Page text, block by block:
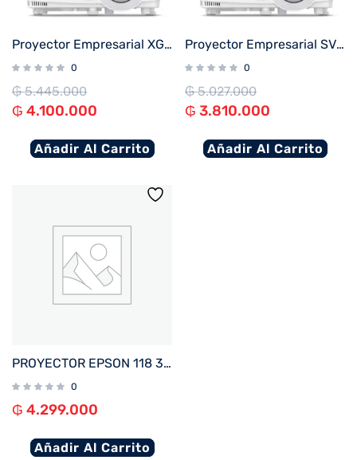
Proyector Empresarial XGA BENQ MX560
0
₲5.445.000
₲ 4.100.000
Añadir Al Carrito
Proyector Empresarial SVGA BENQ MS560
0
₲5.027.000
₲ 3.810.000
Añadir Al Carrito
PROYECTOR EPSON 118 3800L XGA POWERLITE 3LCD 2VGA%2F2HDMI%2FUSB%2FRED%2FBIVOLT
0
₲ 4.299.000
Añadir Al Carrito